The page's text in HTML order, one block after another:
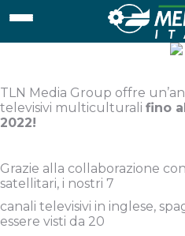
TLN Media Group offre
televisivi multiculturali fino
2022!
Grazie alla collaborazione
satellitari, i nostri 7
canali televisivi in inglese,
essere visti da 20